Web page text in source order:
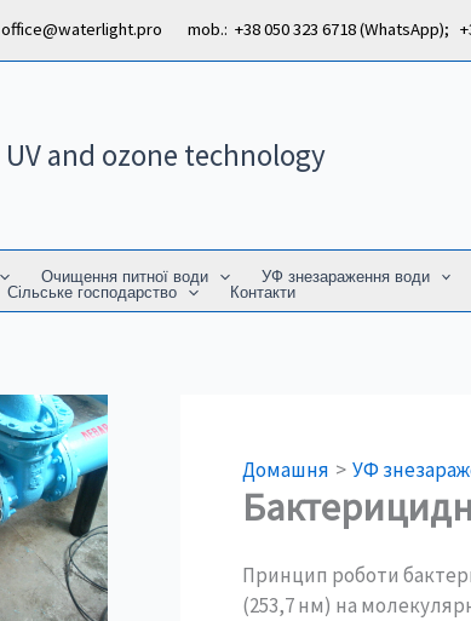
office@waterlight.pro mob.: +38 050 323 6718 (WhatsApp);
UV and ozone technology
Очищення питної води УФ знезараження води
Сільське господарство Контакти
Домашня УФ
Принцип роботи
(253,7 нм) на